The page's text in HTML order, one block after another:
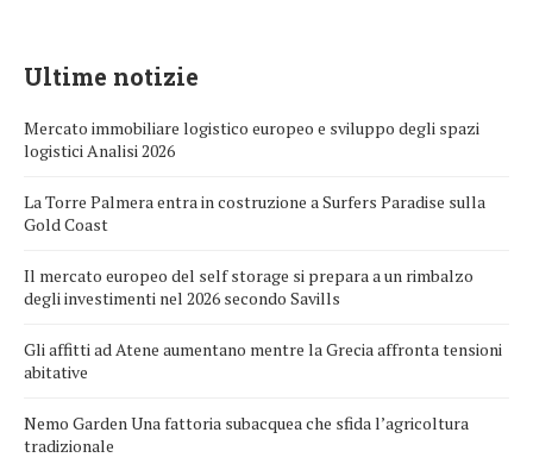
Ultime notizie
Mercato immobiliare logistico europeo e sviluppo degli spazi
logistici Analisi 2026
La Torre Palmera entra in costruzione a Surfers Paradise sulla
Gold Coast
Il mercato europeo del self storage si prepara a un rimbalzo
degli investimenti nel 2026 secondo Savills
Gli affitti ad Atene aumentano mentre la Grecia affronta tensioni
abitative
Nemo Garden Una fattoria subacquea che sfida l’agricoltura
tradizionale